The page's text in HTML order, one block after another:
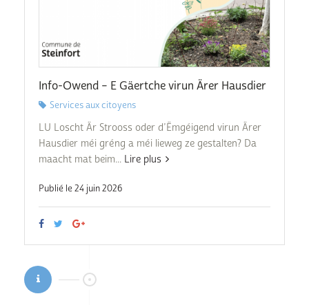
Info-Owend – E Gäertche virun Ärer Hausdier
Services aux citoyens
LU Loscht Är Strooss oder d’Ëmgéigend virun Ärer
Hausdier méi gréng a méi lieweg ze gestalten? Da
maacht mat beim... Lire plus
Publié le 24 juin 2026